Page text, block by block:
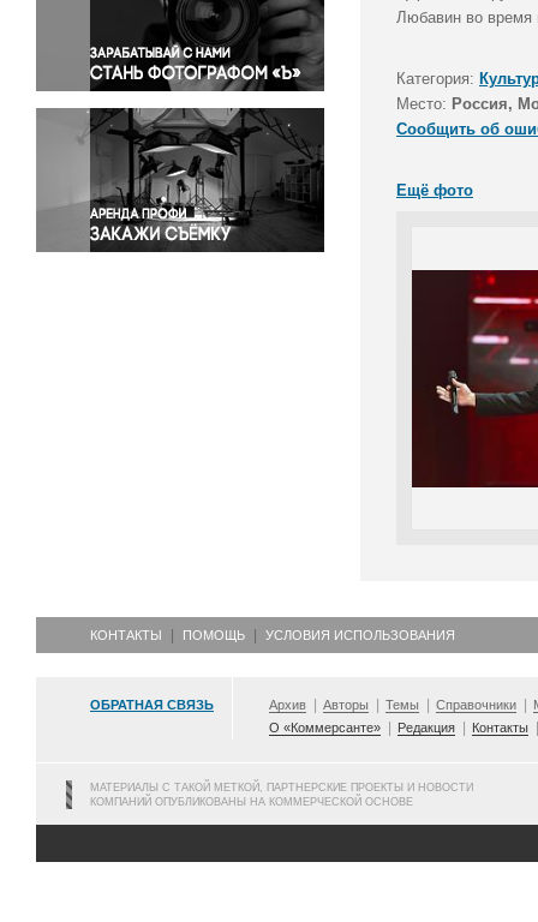
Правосудие
Происшествия и конфликты
Религия
Светская жизнь
Спорт
Экология
Экономика и бизнес
Любавин во время
Категория:
Место: Россия,
Сообщить об
Ещё фото
КОНТАКТЫ ПОМОЩЬ УСЛОВИЯ ИСПОЛЬЗОВАНИЯ
ОБРАТНАЯ СВЯЗЬ Архив Авторы Темы Справочники
О «Коммерсанте»
Редакция Контакты
МАТЕРИАЛЫ С ТАКОЙ МЕТКОЙ, ПАРТНЕРСКИЕ ПРОЕКТЫ И НОВОСТИ
КОМПАНИЙ ОПУБЛИКОВАНЫ НА КОММЕРЧЕСКОЙ ОСНОВЕ